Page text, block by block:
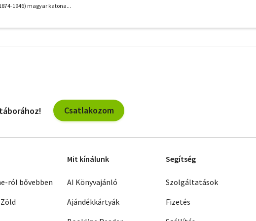
1946) magyar katona...
szűrők
Csatlakozom
ról bővebben
Mit kínálunk
AI Könyvajánló
Ajándékkártyák
Segítség
Szolgáltatások
Fizetés